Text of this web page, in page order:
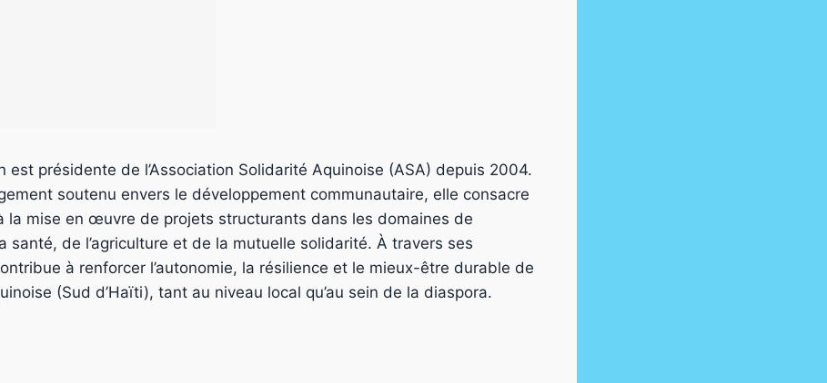
est présidente de l’Association Solidarité Aquinoise (ASA) depuis 2004.
soutenu envers le développement communautaire, elle consacre
la mise en œuvre de projets structurants dans les domaines de
santé, de l’agriculture et de la mutuelle solidarité. À travers ses
à renforcer l’autonomie, la résilience et le mieux-être durable de
(Sud d’Haïti), tant au niveau local qu’au sein de la diaspora.